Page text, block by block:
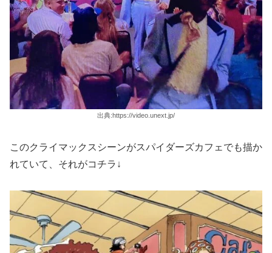
出典:https://video.unext.jp/
このクライマックスシーンがスパイダーズカフェでも描か
れていて、それがコチラ↓